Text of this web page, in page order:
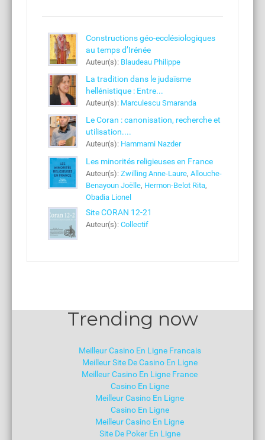
Constructions géo-ecclésiologiques
au temps d’Irénée
Auteur(s): Blaudeau Philippe
La tradition dans le judaïsme
hellénistique : Entre...
Auteur(s): Marculescu Smaranda
Le Coran : canonisation, recherche et
utilisation....
Auteur(s): Hammami Nazder
Les minorités religieuses en France
Auteur(s):Zwilling Anne-Laure,Allouche-
Benayoun Joëlle, Hermon-Belot Rita,
Obadia Lionel
Site CORAN 12-21
Auteur(s):Collectif
Trending now
Meilleur Casino En Ligne Francais
Meilleur Site De Casino En Ligne
Meilleur Casino En Ligne France
Casino En Ligne
Meilleur Casino En Ligne
Casino En Ligne
Meilleur Casino En Ligne
Site De Poker En Ligne